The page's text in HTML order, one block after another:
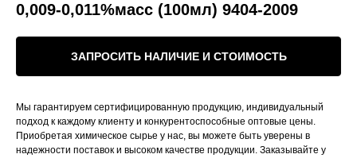
0,009-0,011%масс (100мл) 9404-2009
ЗАПРОСИТЬ НАЛИЧИЕ И СТОИМОСТЬ
Мы гарантируем сертифицированную продукцию, индивидуальный
подход к каждому клиенту и конкурентоспособные оптовые цены.
Приобретая химическое сырье у нас, вы можете быть уверены в
надежности поставок и высоком качестве продукции. Заказывайте у